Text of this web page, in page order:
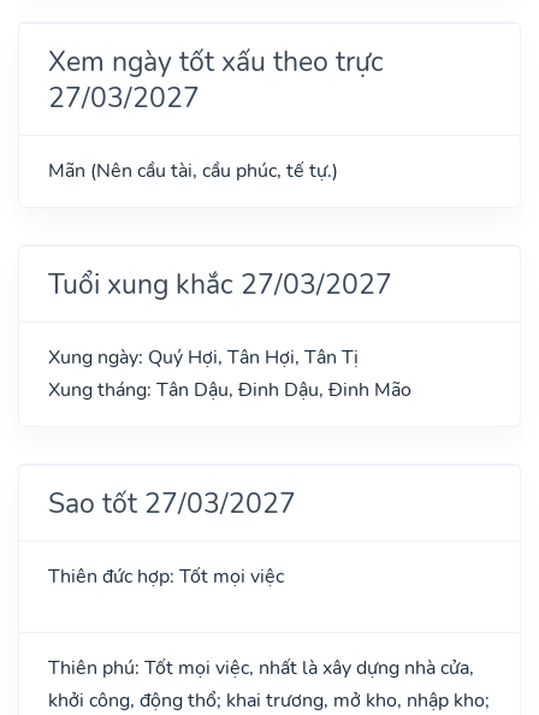
Xem ngày tốt xấu theo trực
27/03/2027
Mãn (Nên cầu tài, cầu phúc, tế tự.)
Tuổi xung khắc 27/03/2027
Xung ngày: Quý Hợi, Tân Hợi, Tân Tị
Xung tháng: Tân Dậu, Đinh Dậu, Đinh Mão
Sao tốt 27/03/2027
Thiên đức hợp: Tốt mọi việc
Thiên phú: Tốt mọi việc, nhất là xây dựng nhà cửa,
khởi công, động thổ; khai trương, mở kho, nhập kho;